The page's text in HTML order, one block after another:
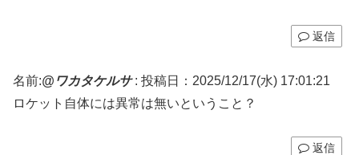
返信
名前:@ワカタケルサ: 投稿日：2025/12/17(水) 17:01:21
ロケット自体には異常は無いということ？
返信